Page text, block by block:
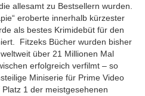
allesamt zu Bestsellern wurden.
eroberte innerhalb kürzester
als bestes Krimidebüt für den
Fitzeks Bücher wurden bisher
über 21 Millionen Mal
erfolgreich verfilmt – so
Miniserie für Prime Video
1 der meistgesehenen